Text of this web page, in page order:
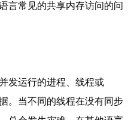
言常见的共享内存访问的问
发运行的进程、线程或
。当不同的线程在没有同步